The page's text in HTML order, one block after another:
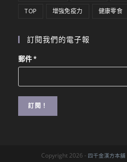
TOP 增強免疫力 健康零食
訂閱我們的電子報
郵件*
Copyright 2026 - 四千金漢方本舖